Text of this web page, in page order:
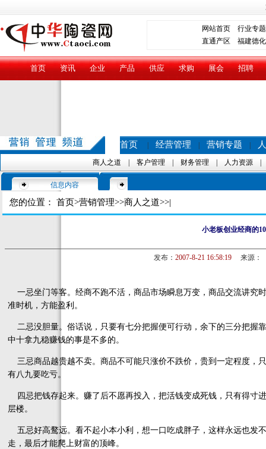
网站首页
行业专题
直通产区 福建德化
首页 资讯 企业 产品 供应 求购 展会 招聘
首页 经营管理 营销专题
商人之道 客户管理 财务管理 人力资源
信息内容
您的位置： 首页>营销管理>>商人之道>>|
小老板创业经商的
发布： 2007-8-21 16:58:19来源：
一忌坐门等客。经商不跑不活，商品市场瞬息万变，商品交流讲究
准时机，方能盈利。
二忌没胆量。俗话说，只要有七分把握便可行动，余下的三分把握
中十拿九稳赚钱的事是不多的。
三忌商品越贵越不卖。商品不可能只涨价不跌价，贵到一定程度，
有八九要吃亏。
四忌把钱存起来。赚了后不愿再投入，把活钱变成死钱，只有得寸
层楼。
五忌好高鹜远。看不起小本小利，想一口吃成胖子，这样永远也发
走，最后才能爬上财富的顶峰。